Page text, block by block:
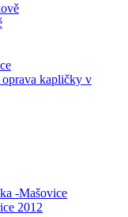
kapličky v
-Mašovice
2012